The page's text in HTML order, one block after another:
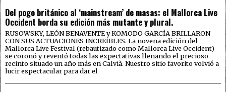
Del pogo británico al ‘mainstream’ de masas: el Mallorca Live
Occident borda su edición más mutante y plural.
RUSOWSKY, LEÓN BENAVENTE y KOMODO GARCÍA BRILLARON
CON SUS ACTUACIONES INCREÍBLES. La novena edición del
Mallorca Live Festival (rebautizado como Mallorca Live Occident)
se coronó y reventó todas las expectativas llenando el precioso
recinto situado un año más en Calvià. Nuestro sitio favorito volvió a
lucir espectacular para dar el